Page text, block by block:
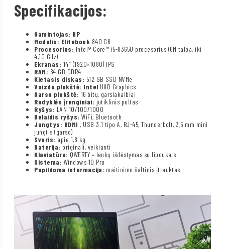
Specifikacijos:
Gamintojas: HP
Modelis: Elitebook 840 G6
Procesorius: Intel® Core™ i5-8365U procesorius (6M talpa, iki
4,10 GHz)
Ekranas: 14″ (1920×1080) IPS
RAM: 64 GB DDR4
Kietasis diskas: 512 GB SSD NVMe
Vaizdo plokštė: Intel UHD Graphics
Garso plokštė: 16 bitų, garsiakalbiai
Rodyklės įrenginiai: jutiklinis pultas
Ryšys: LAN 10/100/1000
Belaidis ryšys: WiFi, Bluetooth
Jungtys: HDMI , USB 3.1 tipo A, RJ-45, Thunderbolt, 3,5 mm mini
jungtis (garso)
Svoris: apie 1,8 kg
Baterija: originali, veikianti
Klaviatūra: QWERTY – lenkų išdėstymas su lipdukais
Sistema: Windows 10 Pro
Papildoma informacija: maitinimo šaltinis įtrauktas